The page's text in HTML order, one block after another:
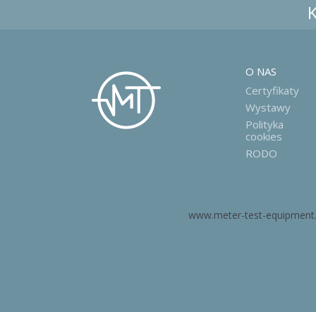
O NAS
Certyfikaty
Wystawy
Polityka
cookies
RODO
www.meter-test-